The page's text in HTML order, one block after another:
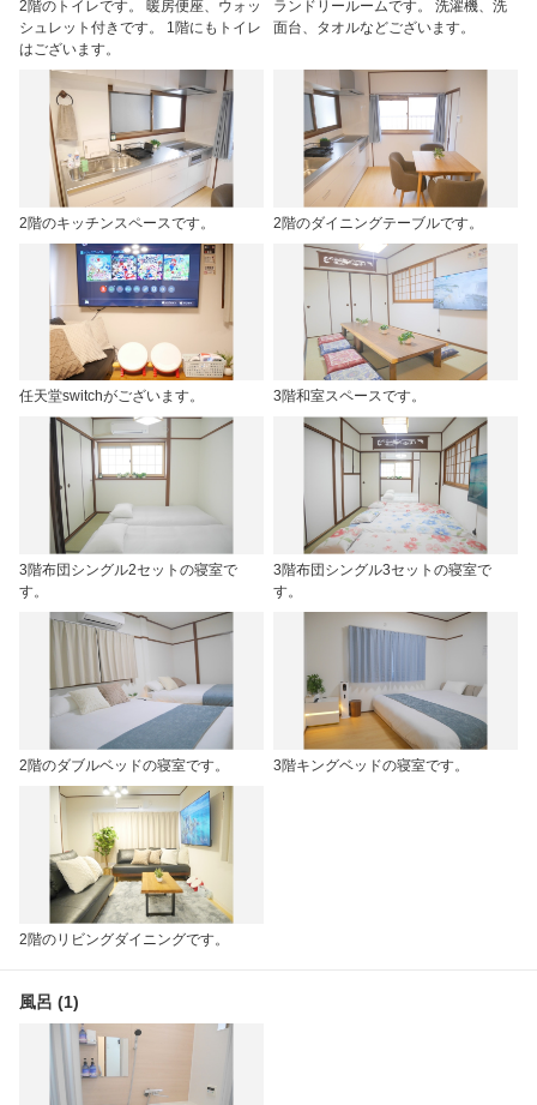
2階のトイレです。 暖房便座、ウォッ
シュレット付きです。 1階にもトイレ
はございます。
ランドリールームです。 洗濯機、洗
面台、タオルなどございます。
2階のキッチンスペースです。 2階のダイニングテーブルです。
任天堂switchがございます。 3階和室スペースです。
3階布団シングル2セットの寝室で
す。
3階布団シングル3セットの寝室で
す。
2階のダブルベッドの寝室です。 3階キングベッドの寝室です。
2階のリビングダイニングです。
風呂 (1)